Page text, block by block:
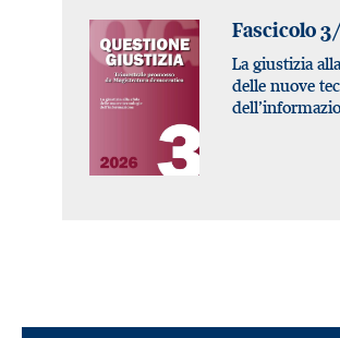
Fascicolo
La giustizia
delle nuove